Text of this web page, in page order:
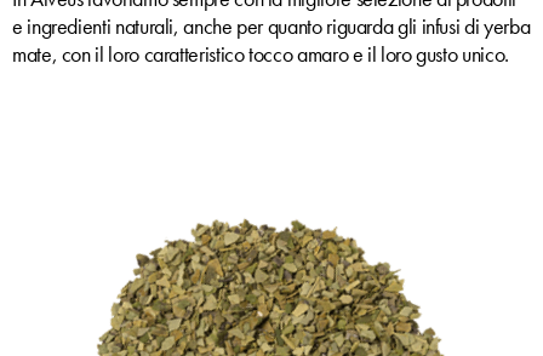
e ingredienti naturali, anche per quanto riguarda gli infusi di yerba
mate, con il loro caratteristico tocco amaro e il loro gusto unico.